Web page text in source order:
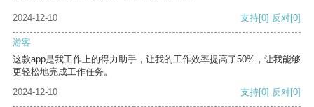
2024-12-10 支持[0] 反对[0]
游客
这款app是我工作上的得力助手，让我的工作效率提高了50%，让我能够
更轻松地完成工作任务。
2024-12-10
支持[0] 反对[0]